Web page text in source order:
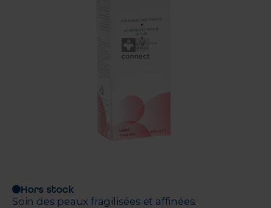
Hors stock
Soin des peaux fragilisées et affinées.